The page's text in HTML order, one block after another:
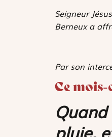
Seigneur
Berneux a
Par son
Ce mois-
pluie,